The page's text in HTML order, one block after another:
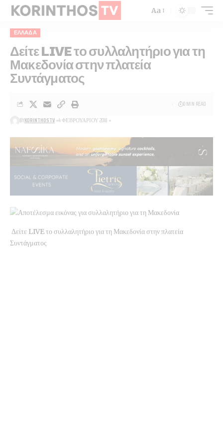
Aa
ΕΛΛΆΔΑ
Δείτε LIVE το συλλαλητήριο για τη
Μακεδονία στην πλατεία
Συντάγματος
BYKORINTHOSTV 4 ΦΕΒΡΟΥΑΡΊΟΥ 2018
0 MIN READ
Δείτε LIVE το συλλαλητήριο για τη Μακεδονία στην πλατεία
Συντάγματος